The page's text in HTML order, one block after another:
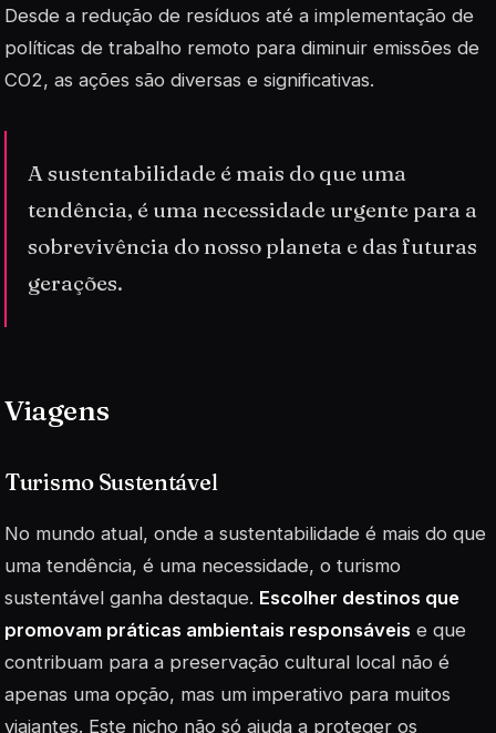
Desde a redução de resíduos até a implementação de
políticas de trabalho remoto para diminuir emissões de
CO2, as ações são diversas e significativas.
A sustentabilidade é mais do que uma
tendência, é uma necessidade urgente para a
sobrevivência do nosso planeta e das futuras
gerações.
Viagens
Turismo Sustentável
No mundo atual, onde a sustentabilidade é mais do que
uma tendência, é uma necessidade, o turismo
sustentável ganha destaque. Escolher destinos que
promovam práticas ambientais responsáveis e que
contribuam para a preservação cultural local não é
apenas uma opção, mas um imperativo para muitos
viajantes. Este nicho não só ajuda a proteger os